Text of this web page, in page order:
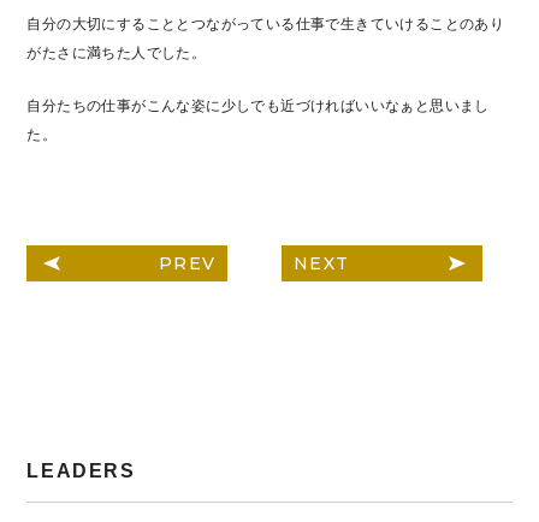
自分の大切にすることとつながっている仕事で生きていけることのあり
がたさに満ちた人でした。
自分たちの仕事がこんな姿に少しでも近づければいいなぁと思いまし
た。
PREV NEXT
LEADERS